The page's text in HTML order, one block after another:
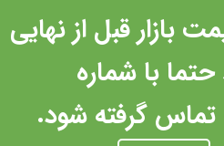
بازار قبل از نهایی
با شماره
09392489747 تماس گرفته شود.